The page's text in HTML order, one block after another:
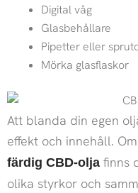
Digital våg
Glasbehållare
Pipetter eller
Mörka glasflaskor
Att blanda din egen
effekt och innehåll.
färdig CBD-olja finns
olika styrkor och